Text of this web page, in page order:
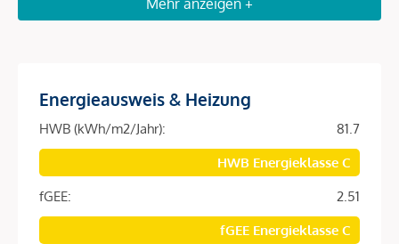
Ein Teil der Einheiten ist unbefristet vermietet und generiert
Value-Add durch Sanierung
Parallel dazu stehen bestandsfreie sowie
sanierungsbedürftige Einheiten zur Verfügung.
Individuelle Neugestaltung möglich
Optimierung von Grundrissen dank Skelettbauweise
Energieausweis & Heizung
HWB (kWh/m2/Jahr):
81.7
HWB Energieklasse C
fGEE:
2.51
fGEE Energieklasse C